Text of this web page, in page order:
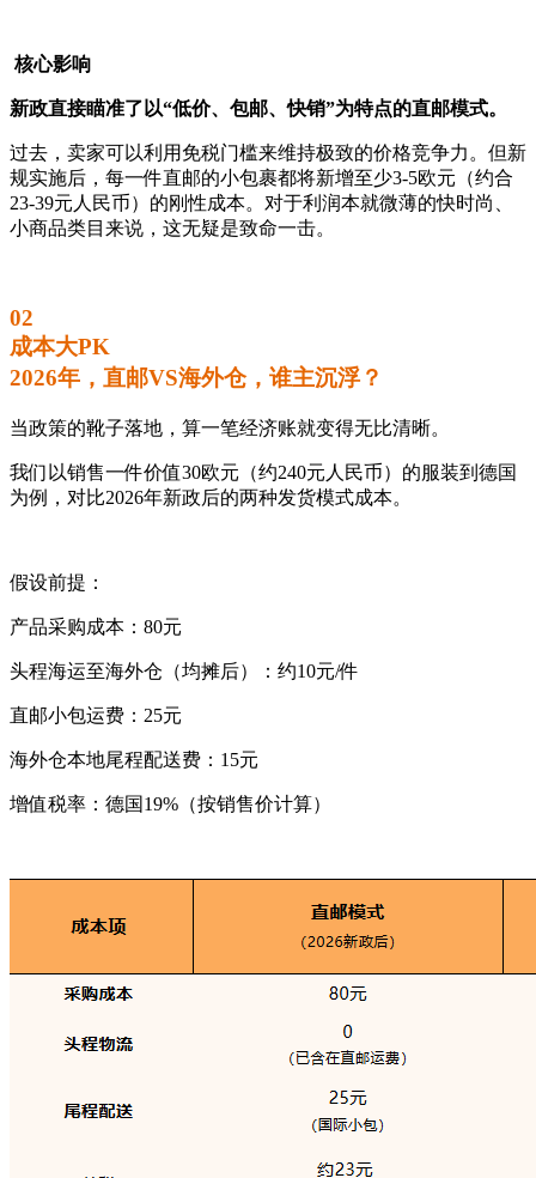
核心影响
新政直接瞄准了以“低价、包邮、快销”为特点的直邮模式。
过去，卖家可以利用免税门槛来维持极致的价格竞争力。但新
规实施后，每一件直邮的小包裹都将新增至少3-5欧元（约合
23-39元人民币）的刚性成本。对于利润本就微薄的快时尚、
小商品类目来说，这无疑是致命一击。
02
成本大PK
2026年，直邮VS海外仓，谁主沉浮？
当政策的靴子落地，算一笔经济账就变得无比清晰。
我们以销售一件价值30欧元（约240元人民币）的服装到德国
为例，对比2026年新政后的两种发货模式成本。
假设前提：
产品采购成本：80元
头程海运至海外仓（均摊后）：约10元/件
直邮小包运费：25元
海外仓本地尾程配送费：15元
增值税率：德国19%（按销售价计算）